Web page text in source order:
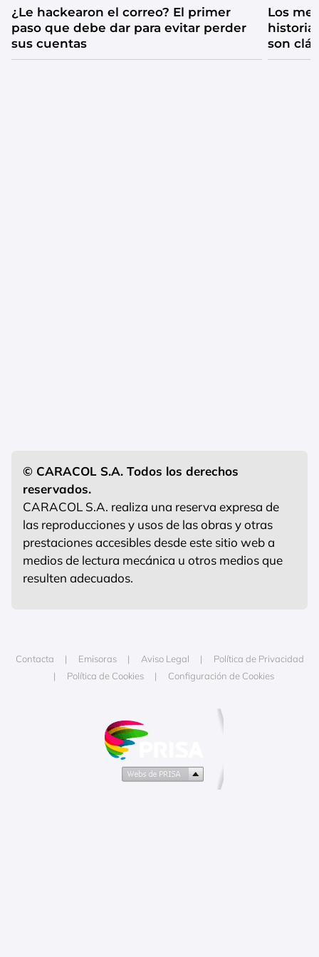
¿Le hackearon el correo? El primer
paso que debe dar para evitar perder
sus cuentas
Los
historia
son
© CARACOL S.A. Todos los derechos
reservados.
CARACOL S.A. realiza una reserva expresa de
las reproducciones y usos de las obras y otras
prestaciones accesibles desde este sitio web a
medios de lectura mecánica u otros medios que
resulten adecuados.
Contacta Emisoras Aviso Legal
Política de Privacidad
Política de Cookies
Configuración de Cookies